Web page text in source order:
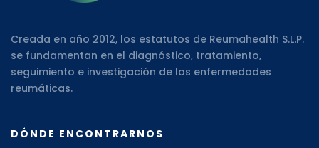
Creada en año 2012, los estatutos de Reumahealth S.L.P.
se fundamentan en el diagnóstico, tratamiento,
seguimiento e investigación de las enfermedades
reumáticas.
DÓNDE ENCONTRARNOS